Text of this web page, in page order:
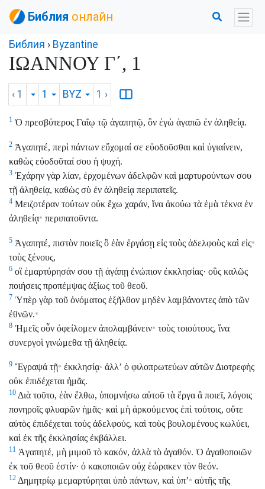
Библия онлайн
Библия › Byzantine
ΙΩΑΝΝΟΥ Γ΄, 1
‹ 1 1 BYZ 1 ›
1 Ὁ πρεσβύτερος Γαΐῳ τῷ ἀγαπητῷ, ὃν ἐγὼ ἀγαπῶ ἐν ἀληθείᾳ.
2 Ἀγαπητέ, περὶ πάντων εὔχομαί σε εὐοδοῦσθαι καὶ ὑγιαίνειν,
καθὼς εὐοδοῦταί σου ἡ ψυχή.
3 Ἐχάρην γὰρ λίαν, ἐρχομένων ἀδελφῶν καὶ μαρτυρούντων σου
τῇ ἀληθείᾳ, καθὼς σὺ ἐν ἀληθείᾳ περιπατεῖς.
4 Μειζοτέραν τούτων οὐκ ἔχω χαράν, ἵνα ἀκούω τὰ ἐμὰ τέκνα ἐν
ἀληθείᾳ* περιπατοῦντα.
5 Ἀγαπητέ, πιστὸν ποιεῖς ὃ ἐὰν ἐργάσῃ εἰς τοὺς ἀδελφοὺς καὶ εἰς*
τοὺς ξένους,
6 οἳ ἐμαρτύρησάν σου τῇ ἀγάπῃ ἐνώπιον ἐκκλησίας· οὓς καλῶς
ποιήσεις προπέμψας ἀξίως τοῦ θεοῦ.
7 Ὑπὲρ γὰρ τοῦ ὀνόματος ἐξῆλθον μηδὲν λαμβάνοντες ἀπὸ τῶν
ἐθνῶν.*
8 Ἡμεῖς οὖν ὀφείλομεν ἀπολαμβάνειν* τοὺς τοιούτους, ἵνα
συνεργοὶ γινώμεθα τῇ ἀληθείᾳ.
9 Ἔγραψά τῇ* ἐκκλησίᾳ· ἀλλʼ ὁ φιλοπρωτεύων αὐτῶν Διοτρεφὴς
οὐκ ἐπιδέχεται ἡμᾶς.
10 Διὰ τοῦτο, ἐὰν ἔλθω, ὑπομνήσω αὐτοῦ τὰ ἔργα ἃ ποιεῖ, λόγοις
πονηροῖς φλυαρῶν ἡμᾶς· καὶ μὴ ἀρκούμενος ἐπὶ τούτοις, οὔτε
αὐτὸς ἐπιδέχεται τοὺς ἀδελφούς, καὶ τοὺς βουλομένους κωλύει,
καὶ ἐκ τῆς ἐκκλησίας ἐκβάλλει.
11 Ἀγαπητέ, μὴ μιμοῦ τὸ κακόν, ἀλλὰ τὸ ἀγαθόν. Ὁ ἀγαθοποιῶν
ἐκ τοῦ θεοῦ ἐστίν· ὁ κακοποιῶν οὐχ ἑώρακεν τὸν θεόν.
12 Δημητρίῳ μεμαρτύρηται ὑπὸ πάντων, καὶ ὑπʼ* αὐτῆς τῆς